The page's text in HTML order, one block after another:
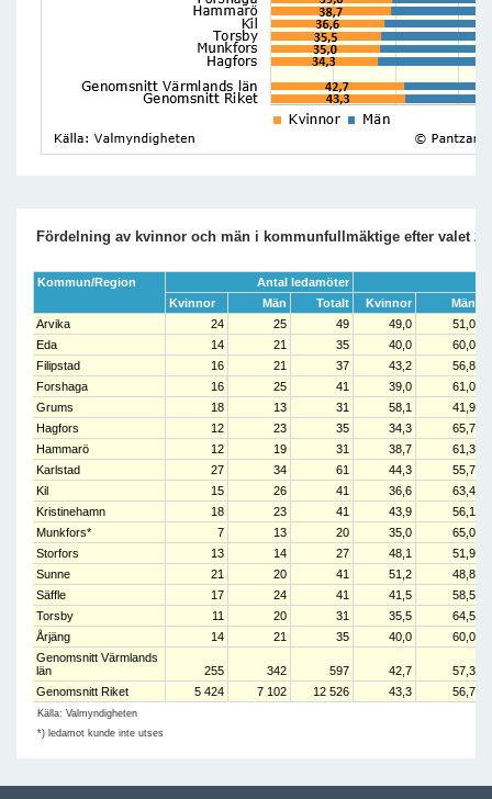
Fördelning av kvinnor och män i kommunfullmäktige efter valet
Kommun/Region
Antal ledamöter
Kvinnor
Män Totalt Kvinnor
Män
Arvika
24 25 49 49,0
51,0
Eda
14 21 35 40,0
60,0
Filipstad
16 21 37 43,2
56,8
Forshaga
16 25 41 39,0
61,0
Grums
18 13 31 58,1
41,9
Hagfors
12 23 35 34,3
65,7
Hammarö
12 19 31 38,7
61,3
Karlstad
27 34 61 44,3
55,7
Kil
15 26 41 36,6
63,4
Kristinehamn
18 23 41 43,9
56,1
Munkfors*
7 13 20 35,0
65,0
Storfors
13 14 27 48,1
51,9
Sunne
21 20 41 51,2
48,8
Säffle
17 24 41 41,5
58,5
Torsby
11 20 31 35,5
64,5
Årjäng
14 21 35 40,0
60,0
Genomsnitt Värmlands
län
255 342 597 42,7
57,3
Genomsnitt Riket
5 424 7 102 12 526 43,3 56,7
Källa: Valmyndigheten
*) ledamot kunde inte utses